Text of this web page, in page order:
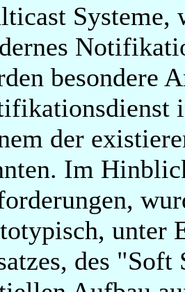
Systeme,
besondere
der
Im
unter
des "Soft